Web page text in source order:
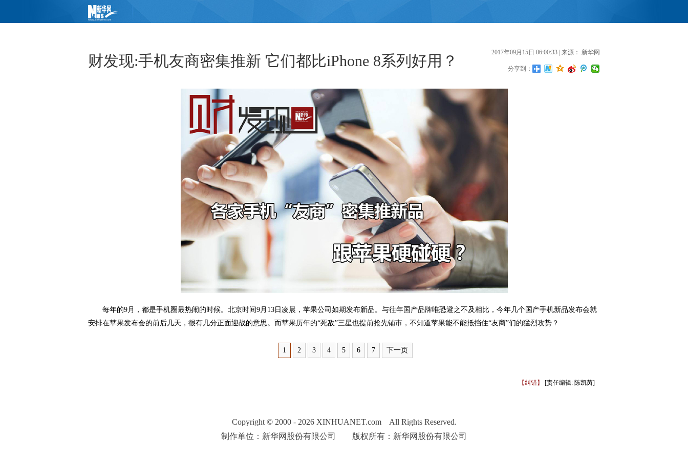
财发现:手机友商密集推新 它们都比iPhone 8系列好用？ 2017年09月15日 06:00:33 | 来源： 新华网
分享到：
每年的9月，都是手机圈最热闹的时候。北京时间9月13日凌晨，苹果公司如期发布新品。与往年国产品牌唯恐避之不及相比，今年几个国产手机新品发布会就
安排在苹果发布会的前后几天，很有几分正面迎战的意思。而苹果历年的“死敌”三星也提前抢先铺市，不知道苹果能不能抵挡住“友商”们的猛烈攻势？
1 2 3 4 5 6 7 下一页
【纠错】 [责任编辑: 陈凯茵]
Copyright © 2000 - 2026 XINHUANET.com All Rights Reserved.
制作单位：新华网股份有限公司 版权所有：新华网股份有限公司